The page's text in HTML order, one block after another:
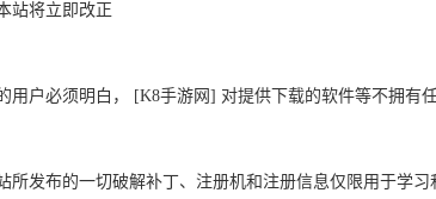
站将立即改正
用户必须明白， [K8手游网] 对提供下载的软件等不拥有
所发布的一切破解补丁、注册机和注册信息仅限用于学